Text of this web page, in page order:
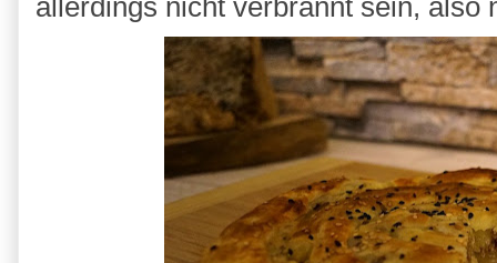
allerdings nicht verbrannt sein, also